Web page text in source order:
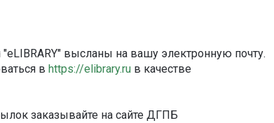
высланы на вашу электронную почту.
в https://elibrary.ru в качестве
заказывайте на сайте ДГПБ